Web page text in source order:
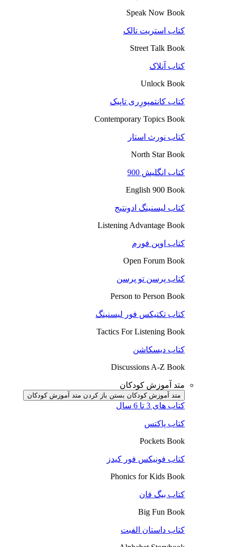
Speak Now Book
کتاب استریت تالک
Street Talk Book
کتاب آنلاک
Unlock Book
کتاب کانتمپورِری تاپیک
Contemporary Topics Book
کتاب نورث استار
North Star Book
کتاب انگلیش 900
English 900 Book
کتاب لیسنینگ ادونتیج
Listening Advantage Book
کتاب اوپن فورم
Open Forum Book
کتاب پرسن تو پرسن
Person to Person Book
کتاب تکتیکس فور لیسنینگ
Tactics For Listening Book
کتاب دیسکاشن
Discussions A-Z Book
متد آموزش کودکان
متد آموزش کودکان بستن باز کردن متد آموزش کودکان
کتاب های 3 تا 6 سال
کتاب پاکتس
Pockets Book
کتاب فونیکس فور کیدز
Phonics for Kids Book
کتاب بیگ فان
Big Fun Book
کتاب داستان الفبت